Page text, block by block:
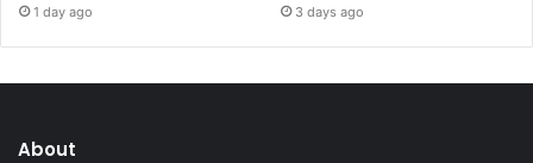
1 day ago 3 days ago
About